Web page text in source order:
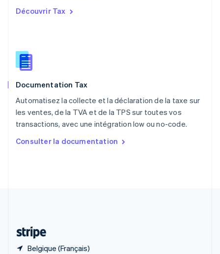
Découvrir Tax
Documentation Tax
Automatisez la collecte et la déclaration de la taxe sur
les ventes, de la TVA et de la TPS sur toutes vos
transactions, avec une intégration low ou no-code.
Consulter la documentation
Belgique (Français)
Portugal
République tchèque
English
English
Royaume-Uni
Singapour
English简体中文
English